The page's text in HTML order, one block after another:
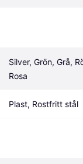
Silver, Grön, Grå,
Rosa
Plast, Rostfritt stål